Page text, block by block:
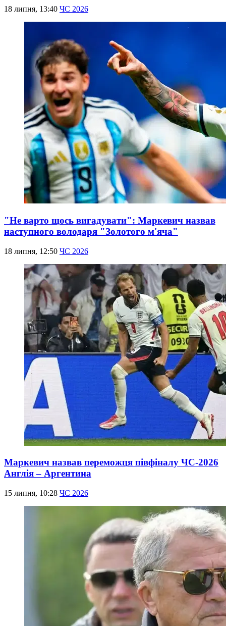
18 липня, 13:40 ЧС 2026
"Не варто щось вигадувати": Маркевич назвав
наступного володаря "Золотого м'яча"
18 липня, 12:50 ЧС 2026
Маркевич назвав переможця півфіналу ЧС-2026
Англія – Аргентина
15 липня, 10:28 ЧС 2026